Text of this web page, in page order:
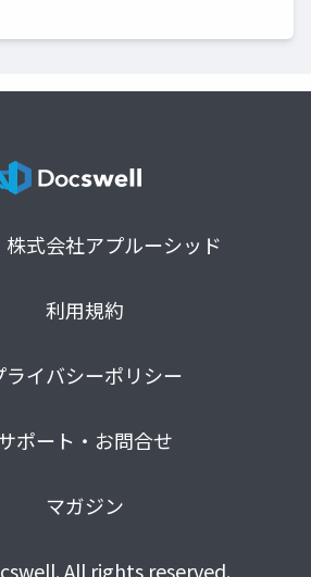
株式会社アプルーシッド
利用規約
ライバシーポリシー
ポート・お問合せ
マガジン
All rights reserved.